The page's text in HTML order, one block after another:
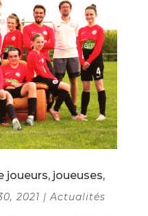
joueurs, joueuses,
2021 |Actualités